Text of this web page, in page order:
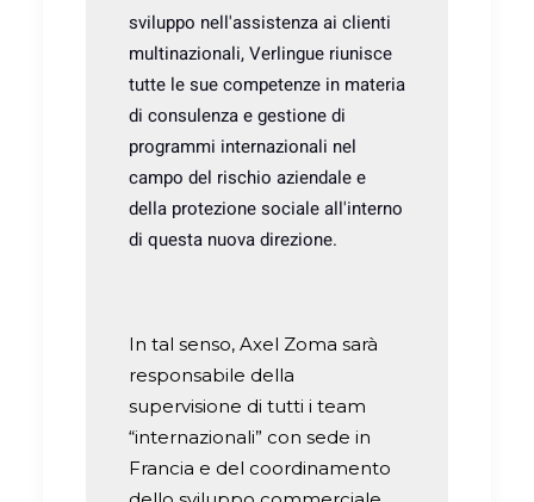
sviluppo nell'assistenza ai clienti
multinazionali, Verlingue riunisce
tutte le sue competenze in materia
di consulenza e gestione di
programmi internazionali nel
campo del rischio aziendale e
della protezione sociale all'interno
di questa nuova direzione.
In tal senso, Axel Zoma sarà
responsabile della
supervisione di tutti i team
“internazionali” con sede in
Francia e del coordinamento